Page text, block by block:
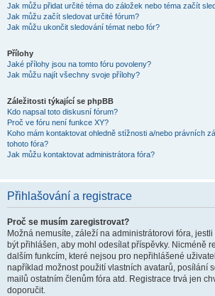
Jak můžu přidat určité téma do záložek nebo téma začít
Jak můžu začít sledovat určité fórum?
Jak můžu ukončit sledování témat nebo fór?
Přílohy
Jaké přílohy jsou na tomto fóru povoleny?
Jak můžu najít všechny svoje přílohy?
Záležitosti týkající se phpBB
Kdo napsal toto diskusní fórum?
Proč ve fóru není funkce XY?
Koho mám kontaktovat ohledně stížnosti a/nebo právních
tohoto fóra?
Jak můžu kontaktovat administrátora fóra?
Přihlašování a registrace
Proč se musím zaregistrovat?
Možná nemusíte, záleží na administrátorovi fóra,
být přihlášen, aby mohl odesílat příspěvky. Nicméně
dalším funkcím, které nejsou pro nepřihlášené
například možnost použití vlastních avatarů, posílání
mailů ostatním členům fóra atd. Registrace trvá jen
doporučit.